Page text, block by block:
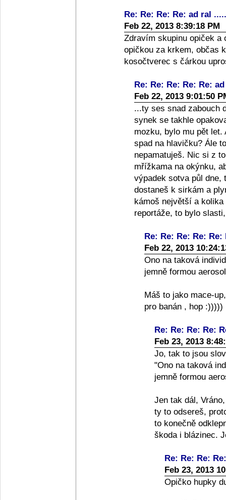
Re: Re: Re: Re: ad ral .....
Feb 22, 2013 8:39:18 PM
Zdravím skupinu opiček
opičkou za krkem, občas
kosočtverec s čárkou
Re: Re: Re: Re: Re:
Feb 22, 2013 9:01:50
...ty ses snad zabouch
synek se takhle
mozku, bylo mu pět
spad na hlavičku? Ále
nepamatuješ. Nic si z
mřížkama na okýnku,
výpadek sotva půl dne,
dostaneš k sirkám a
kámoš největší a
reportáže, to bylo
Re: Re: Re: Re:
Feb 22, 2013
Ono na taková
jemně formou
Máš to jako mace-
pro banán , hop :)))))
Re: Re: Re: Re:
Feb 23, 2013
Jo, tak to jsou
"Ono na taková
jemně formou
Jen tak dál,
ty to odsereš,
to konečně
škoda i blázinec.
Re: Re: Re:
Feb 23, 2013
Opičko hupky